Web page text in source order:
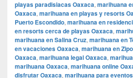
playas paradisiacas Oaxaca, marihuana
Oaxaca, marihuana en playas y resorts
Puerto Escondido, marihuana en
en resorts cerca de playas Oaxaca,
marihuana en Salina Cruz, marihuana en
en vacaciones Oaxaca, marihuana en
Oaxaca, marihuana legal Oaxaca,
marihuana Oaxaca, marihuana online
disfrutar Oaxaca, marihuana para